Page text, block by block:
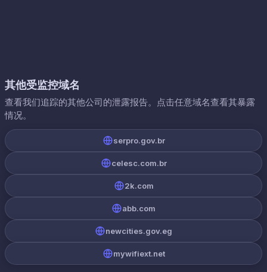
其他受监控域名
查看我们追踪的其他公司的泄露报告。点击任意域名查看其暴露
情况。
serpro.gov.br
celesc.com.br
2k.com
abb.com
newcities.gov.eg
mywifiext.net